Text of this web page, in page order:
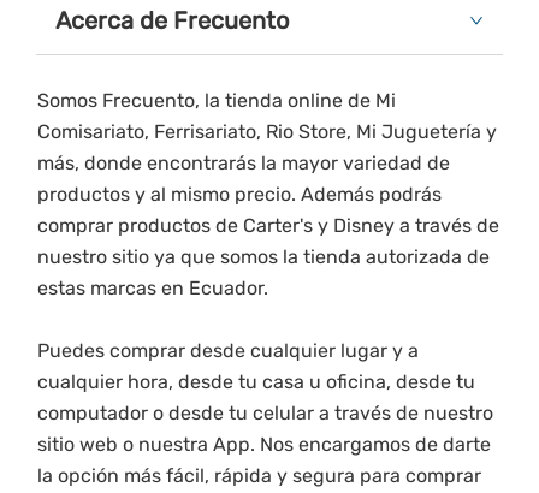
Acerca de Frecuento
Somos Frecuento, la tienda online de Mi
Comisariato, Ferrisariato, Rio Store, Mi Juguetería y
más, donde encontrarás la mayor variedad de
productos y al mismo precio. Además podrás
comprar productos de Carter's y Disney a través de
nuestro sitio ya que somos la tienda autorizada de
estas marcas en Ecuador.
Puedes comprar desde cualquier lugar y a
cualquier hora, desde tu casa u oficina, desde tu
computador o desde tu celular a través de nuestro
sitio web o nuestra App. Nos encargamos de darte
la opción más fácil, rápida y segura para comprar